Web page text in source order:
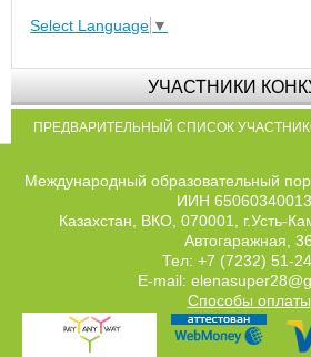
Select Language ▼
УЧАСТНИКИ
ПРЕДВАРИТЕЛЬНЫЙ СПИСОК
Международный образовательный
ИИН
Казахстан, ВКО, 070001, г.Усть-
Автогаражная, 36
Тел: +7 (7232) 51-
E-mail:
Способы оплаты